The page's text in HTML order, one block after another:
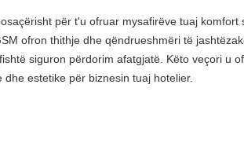
për t'u ofruar mysafirëve tuaj
ofron thithje dhe qëndrueshmëri të
siguron përdorim afatgjatë. Këto veçori u
estetike për biznesin tuaj hotelier.